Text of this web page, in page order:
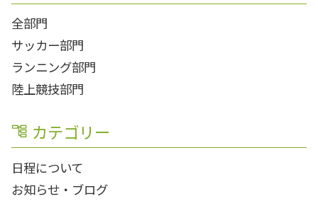
全部門
サッカー部門
ランニング部門
陸上競技部門
カテゴリー
日程について
お知らせ・ブログ